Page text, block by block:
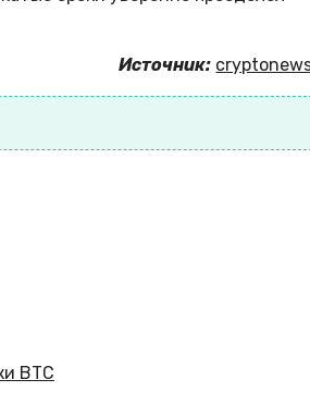
Источник: